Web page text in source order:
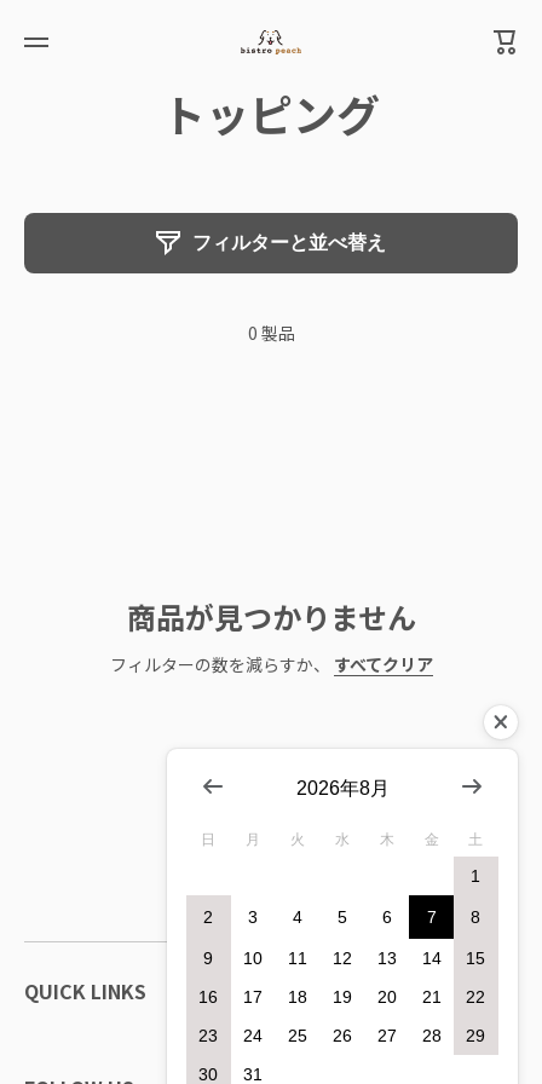
ー
トッピング
フィルターと並べ替え
0 製品
商品が見つかりません
フィルターの数を減らすか、 すべてクリア
QUICK LINKS
2026年8月
日 月 火 水 木 金 土
1
2 3 4 5 6 7 8
9 10 11 12 13 14
15
16
17 18 19 20 21
22
23
24 25 26 27 28
29
30
31